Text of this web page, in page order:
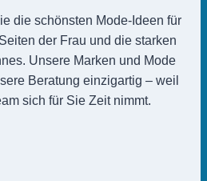
die schönsten Mode-Ideen für
der Frau und die starken
Unsere Marken und Mode
Beratung einzigartig – weil
sich für Sie Zeit nimmt.